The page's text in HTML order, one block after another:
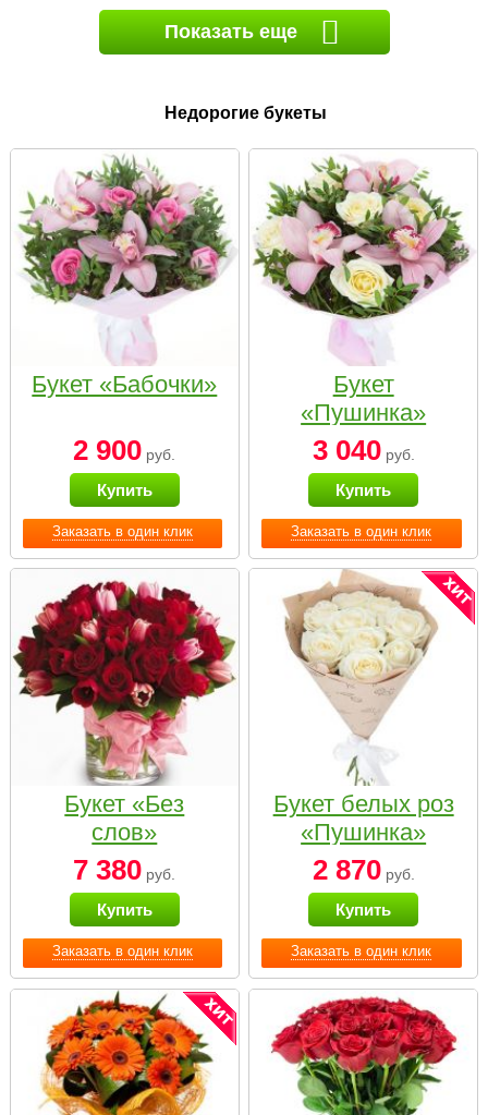
Показать еще
Недорогие букеты
Заказать в один клик
Букет «Бабочки»
2 900 руб.
Купить
Заказать в один клик
Букет
«Пушинка»
3 040руб.
Купить
Заказать в один клик
Букет «Без
слов»
7 380 руб.
Купить
Заказать в один клик
Букет белых роз
«Пушинка»
2 870руб.
Купить